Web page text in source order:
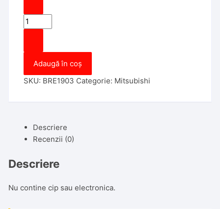
Cantitate
Carcasa
2
Butoane
Adaugă în coș
SKU: BRE1903 Categorie: Mitsubishi
Descriere
Recenzii (0)
Descriere
Nu contine cip sau electronica.